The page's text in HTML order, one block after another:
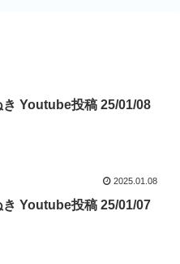
き Youtube投稿 25/01/08
2025.01.08
き Youtube投稿 25/01/07